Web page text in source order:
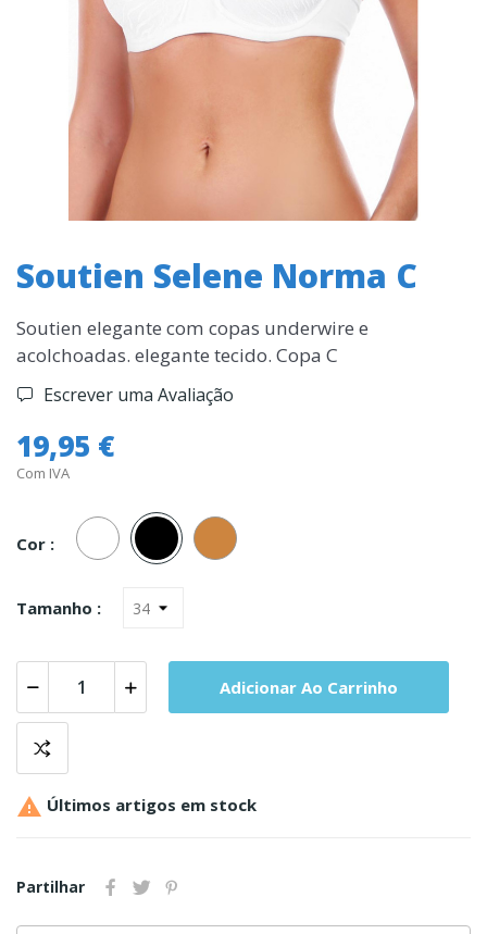
Soutien Selene Norma C
Soutien elegante com copas underwire e
acolchoadas. elegante tecido. Copa C
Escrever uma Avaliação
19,95 €
Com IVA
Cor :
Branco Preto
Tamanho :
Adicionar Ao Carrinho
 Últimos artigos em stock
Partilhar